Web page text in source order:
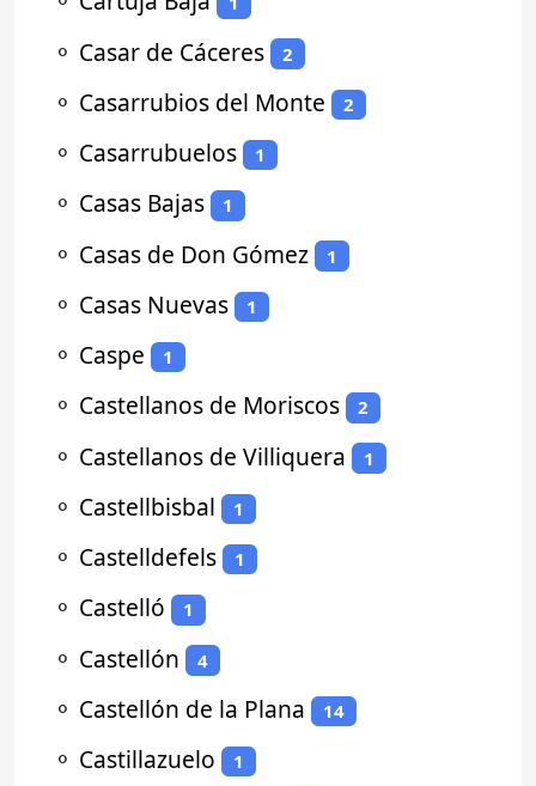
⚬ Casar de Cáceres 2
⚬ Casarrubios del Monte 2
⚬ Casarrubuelos 1
⚬ Casas Bajas 1
⚬ Casas de Don Gómez 1
⚬ Casas Nuevas 1
⚬ Caspe 1
⚬ Castellanos de Moriscos 2
⚬ Castellanos de Villiquera 1
⚬ Castellbisbal 1
⚬ Castelldefels 1
⚬ Castelló 1
⚬ Castellón 4
⚬ Castellón de la Plana 14
⚬ Castillazuelo 1